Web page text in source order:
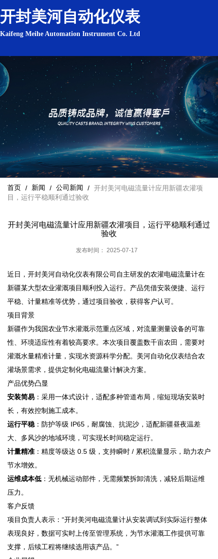
开封美河自动化仪表
Kaifeng Meihe Automation Instrument Co. Ltd
首页 / 新闻 / 公司新闻 / 开封美河电磁流量计应用新疆农灌项
目，运行平稳顺利通过验收
开封美河电磁流量计应用新疆农灌项目，运行平稳顺利通过
验收
发布时间： 2025-07-17
近日，开封美河自动化仪表有限公司自主研发的农灌电磁流量计在
新疆某大型农业灌溉项目顺利投入运行。产品凭借安装便捷、运行
平稳、计量精准等优势，通过项目验收，获得客户认可。
项目背景
新疆作为我国农业节水灌溉示范重点区域，对流量测量设备的可靠
性、环境适应性有着较高要求。本次项目覆盖数千亩农田，需要对
灌溉水量精准计量，实现水资源科学分配。美河自动化仪表结合农
灌场景需求，提供定制化电磁流量计解决方案。
产品优势凸显
安装简易 ：采用一体式设计，适配多种管道布局，缩短现场安装时
长，有效控制施工成本。
运行平稳：防护等级 IP65，耐腐蚀、抗泥沙，适配新疆昼夜温差
大、多风沙的地域环境，可实现长时间稳定运行。
计量精准 ：精度等级达 0.5 级，支持瞬时 / 累积流量显示，助力农户
节水增效。
运维成本低 ：无机械运动部件，无需频繁拆卸清洗，减轻后期运维
压力。
客户反馈
项目负责人表示：“开封美河电磁流量计从安装调试到实际运行整体
表现良好，数据可实时上传至管理系统，为节水灌溉工作提供可靠
支撑，后续工程将继续选用该产品。”